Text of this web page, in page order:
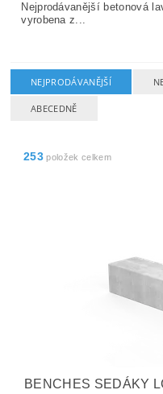
Nejprodávanější betonová
vyrobena z...
NEJPRODÁVANĚJŠÍ
ABECEDNĚ
253 položek celkem
BENCHES SEDÁKY